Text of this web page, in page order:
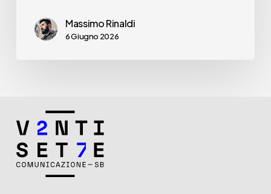
Massimo Rinaldi
6 Giugno 2026